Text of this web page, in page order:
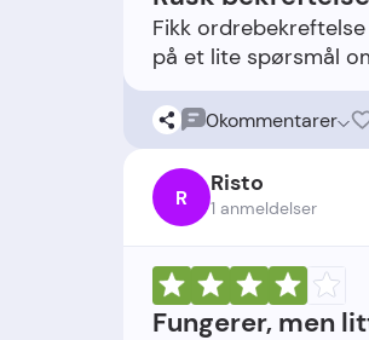
Fikk
0kommentarer
R Risto
1 anmeldelser
Fungerer, men